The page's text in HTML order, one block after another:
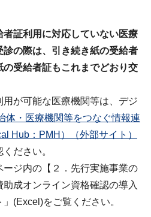
者証利用に対応していない医療
の際は、引き続き紙の受給者
受給者証もこれまでどおり交
が可能な医療機関等は、デジ
体・医療機関等をつなぐ情報連
Hub：PMH）（外部サイト）
ください。
ジ内の【２．先行実施事業の
成オンライン資格確認の導入
(Excel)をご覧ください。